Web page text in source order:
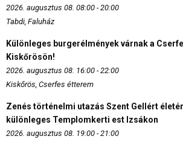
2026. augusztus 08. 08:00 - 20:00
Tabdi, Faluház
Különleges burgerélmények várnak a
Kiskőrösön!
2026. augusztus 08. 16:00 - 22:00
Kiskőrös, Cserfes étterem
Zenés történelmi utazás Szent Gellért
különleges Templomkerti est Izsákon
2026. augusztus 08. 19:00 - 21:00